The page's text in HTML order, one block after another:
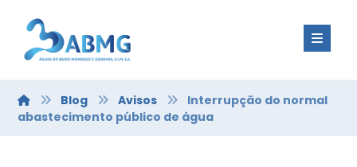
Blog Avisos
Interrupção do normal
abastecimento público de água